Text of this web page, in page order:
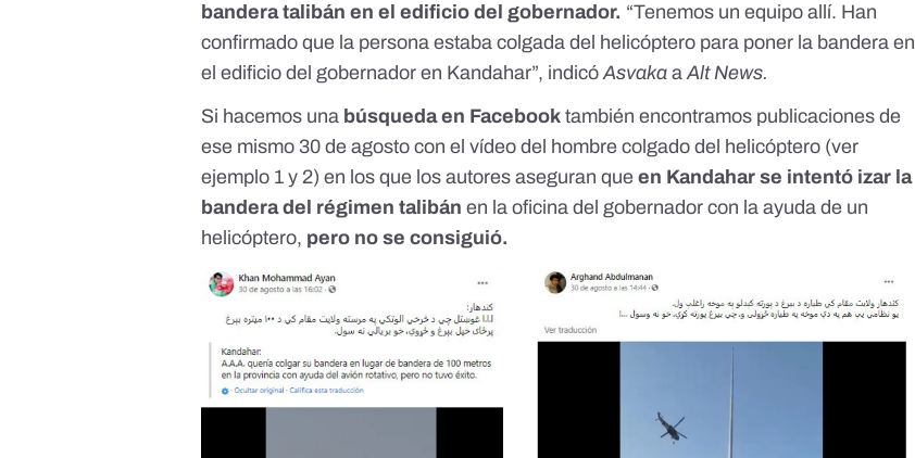
bandera talibán en el edificio del gobernador. “Tenemos un equipo allí. Han
confirmado que la persona estaba colgada del helicóptero para poner la bandera en
el edificio del gobernador en Kandahar”, indicóAsvaka aAlt News.
Si hacemos una búsqueda en Facebook también encontramos publicaciones de
ese mismo 30 de agosto con el vídeo del hombre colgado del helicóptero (ver
ejemplo 1 y 2) en los que los autores aseguran queen Kandahar se intentó izar la
bandera del régimen talibán en la oficina del gobernador con la ayuda de un
helicóptero, pero no se consiguió.